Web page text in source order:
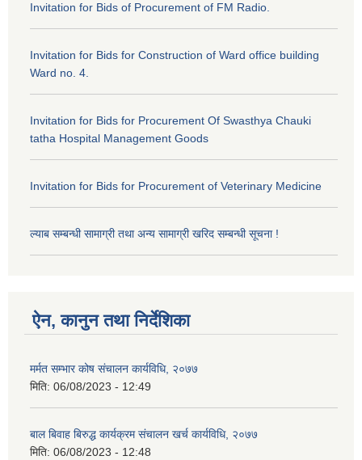
Invitation for Bids of Procurement of FM Radio.
Invitation for Bids for Construction of Ward office building
Ward no. 4.
Invitation for Bids for Procurement Of Swasthya Chauki
tatha Hospital Management Goods
Invitation for Bids for Procurement of Veterinary Medicine
ल्याब सम्बन्धी सामाग्री तथा अन्य सामाग्री खरिद सम्बन्धी सूचना !
ऐन, कानुन तथा निर्देशिका
मर्मत सम्भार कोष संचालन कार्यविधि, २०७७
मिति: 06/08/2023 - 12:49
बाल बिवाह बिरुद्ध कार्यक्रम संचालन खर्च कार्यविधि, २०७७
मिति: 06/08/2023 - 12:48